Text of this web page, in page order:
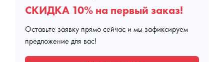
СКИДКА 10% на первый заказ!
Оставьте заявку прямо сейчас и мы зафиксируем
предложение для вас!